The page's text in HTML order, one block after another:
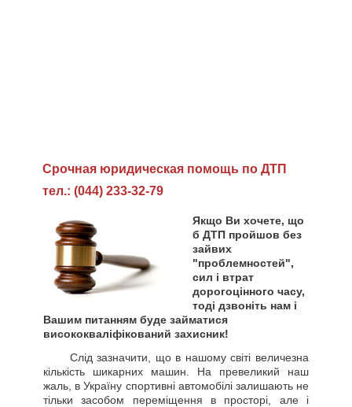
Cрочная юридическая помощь по ДТП
тел.: (044) 233-32-79
Якщо Ви хочете, що
б ДТП пройшов без
зайвих
"проблемностей",
сил і втрат
дорогоцінного часу,
тоді дзвоніть нам і
Вашим питанням буде займатися
висококваліфікований захисник!
Слід зазначити, що в нашому світі величезна
кількість шикарних машин. На превеликий наш
жаль, в Україну спортивні автомобілі залишають не
тільки засобом переміщення в просторі, але і